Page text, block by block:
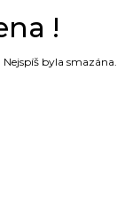
!
byla smazána.